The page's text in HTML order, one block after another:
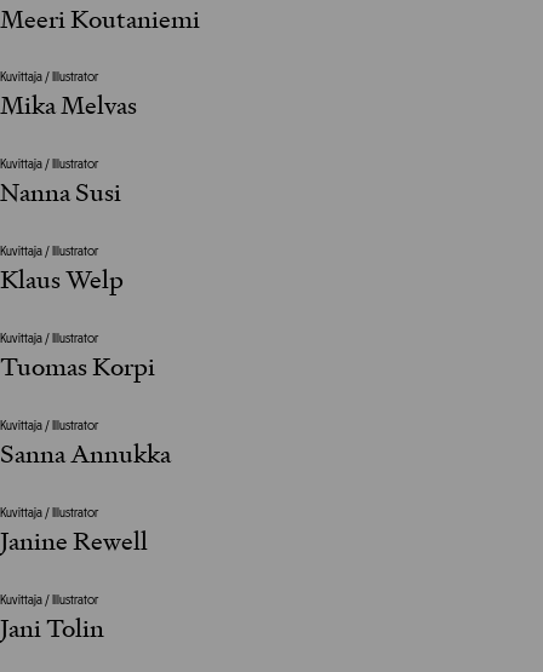
Meeri Koutaniemi
Kuvittaja / Illustrator
Mika Melvas
Kuvittaja / Illustrator
Nanna Susi
Kuvittaja / Illustrator
Klaus Welp
Kuvittaja / Illustrator
Tuomas Korpi
Kuvittaja / Illustrator
Sanna Annukka
Kuvittaja / Illustrator
Janine Rewell
Kuvittaja / Illustrator
Jani Tolin